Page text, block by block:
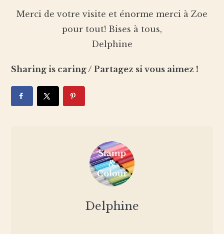
Merci de votre visite et énorme merci à Zoe
pour tout! Bises à tous,
Delphine
Sharing is caring / Partagez si vous aimez !
Delphine